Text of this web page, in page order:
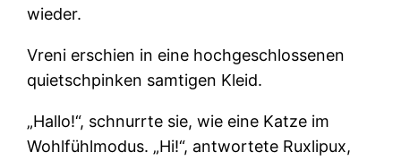
wieder.
Vreni erschien in eine hochgeschlossenen
quietschpinken samtigen Kleid.
„Hallo!“, schnurrte sie, wie eine Katze im
Wohlfühlmodus. „Hi!“, antwortete Ruxlipux,